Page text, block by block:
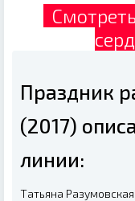
Праздник
(2017)
линии:
Татьяна